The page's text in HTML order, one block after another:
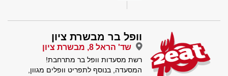
וופל בר מבשרת ציון
שד' הראל 8, מבשרת ציון
רשת מסעדות וופל בר מתרחבת!
המסעדה, בנוסף לתפריט וופלים מגוון,